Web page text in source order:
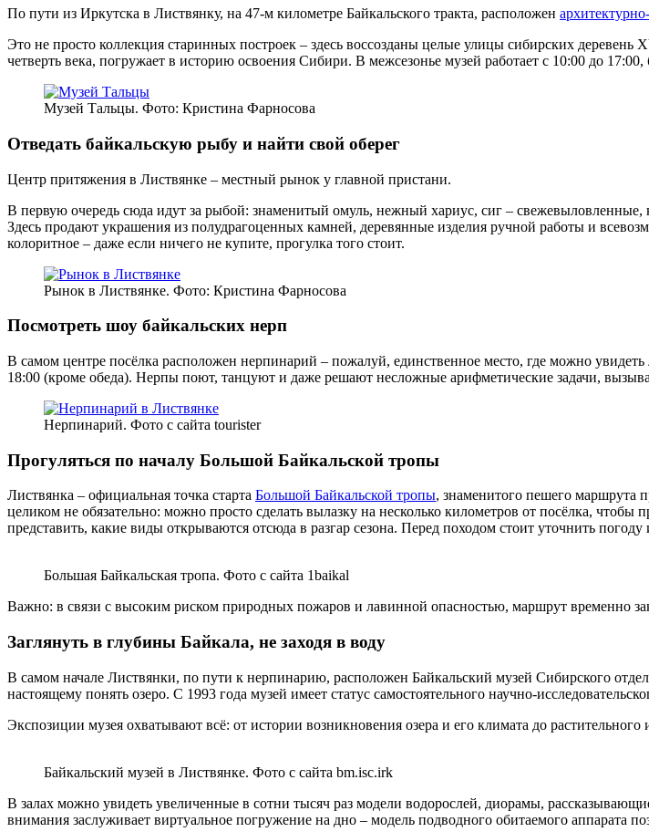
По пути из Иркутска в Листвянку, на 47-м километре Байкальского тракта, расположен
Это не просто коллекция старинных построек – здесь воссозданы целые улицы сибирских
четверть века, погружает в историю освоения Сибири. В межсезонье музей работает с 10:00 до
Музей Тальцы. Фото: Кристина Фарносова
Отведать байкальскую рыбу и найти свой оберег
Центр притяжения в Листвянке – местный рынок у главной пристани.
В первую очередь сюда идут за рыбой: знаменитый омуль, нежный хариус, сиг –
Здесь продают украшения из полудрагоценных камней, деревянные изделия ручной работы и
колоритное – даже если ничего не купите, прогулка того стоит.
Рынок в Листвянке. Фото: Кристина Фарносова
Посмотреть шоу байкальских нерп
В самом центре посёлка расположен нерпинарий – пожалуй, единственное место, где можно
18:00 (кроме обеда). Нерпы поют, танцуют и даже решают несложные арифметические задачи,
Нерпинарий. Фото с сайта tourister
Прогуляться по началу Большой Байкальской тропы
Листвянка – официальная точка старта Большой Байкальской тропы, знаменитого пешего маршрута
целиком не обязательно: можно просто сделать вылазку на несколько километров от посёлка,
представить, какие виды открываются отсюда в разгар сезона. Перед походом стоит уточнить
Большая Байкальская тропа. Фото с сайта 1baikal
Важно: в связи с высоким риском природных пожаров и лавинной опасностью, маршрут временно
Заглянуть в глубины Байкала, не заходя в воду
В самом начале Листвянки, по пути к нерпинарию, расположен Байкальский музей Сибирского
настоящему понять озеро. С 1993 года музей имеет статус самостоятельного научно-
Экспозиции музея охватывают всё: от истории возникновения озера и его климата до
Байкальский музей в Листвянке. Фото с сайта bm.isc.irk
В залах можно увидеть увеличенные в сотни тысяч раз модели водорослей, диорамы,
внимания заслуживает виртуальное погружение на дно – модель подводного обитаемого аппарата